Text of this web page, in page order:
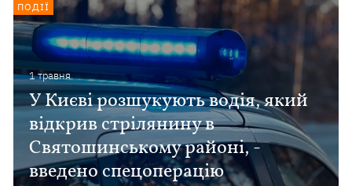
1 травня
У Києві розшукують водія, який
відкрив стрілянину в
Святошинському районі, -
введено спецоперацію
ПОДІЇ